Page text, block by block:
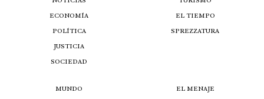
ECONOMÍA
POLÍTICA
JUSTICIA
SOCIEDAD
EL TIEMPO
SPREZZATURA
MUNDO
EL MENAJE